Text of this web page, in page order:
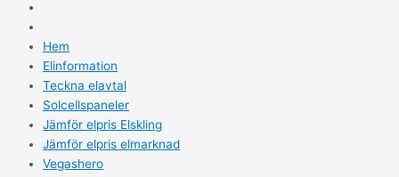
Hem
Elinformation
Teckna elavtal
Solcellspaneler
Jämför elpris Elskling
Jämför elpris elmarknad
Vegashero